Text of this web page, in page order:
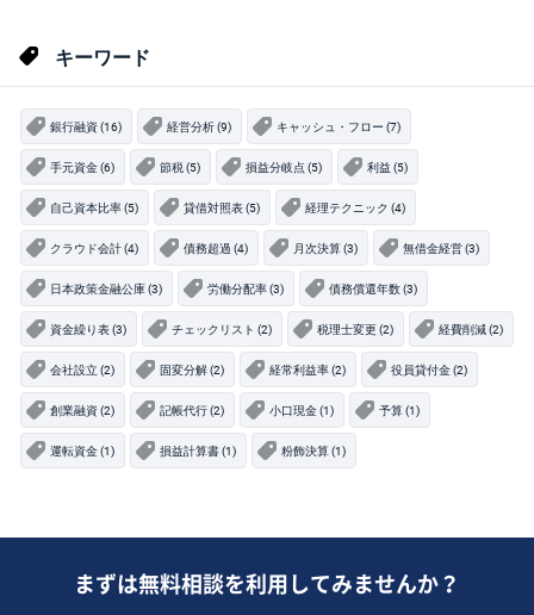
キーワード
銀行融資 (16) 経営分析 (9) キャッシュ・フロー (7)
手元資金 (6) 節税 (5) 損益分岐点 (5) 利益 (5)
自己資本比率 (5) 貸借対照表 (5) 経理テクニック (4)
クラウド会計 (4) 債務超過 (4) 月次決算 (3) 無借金経営 (3)
日本政策金融公庫 (3) 労働分配率 (3) 債務償還年数 (3)
資金繰り表 (3) チェックリスト (2) 税理士変更 (2) 経費削減 (2)
会社設立 (2) 固変分解 (2) 経常利益率 (2) 役員貸付金 (2)
創業融資 (2) 記帳代行 (2) 小口現金 (1) 予算 (1)
運転資金 (1) 損益計算書 (1) 粉飾決算 (1)
まずは無料相談を利用してみませんか？